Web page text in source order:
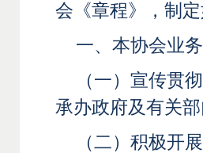
会《章程》，制
一、本协会业
（一）宣传贯
承办政府及有关
（二）积极开